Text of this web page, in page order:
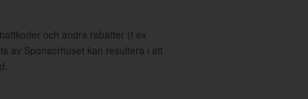
och andra rabatter (t ex
av Sponsorhuset kan resultera i att